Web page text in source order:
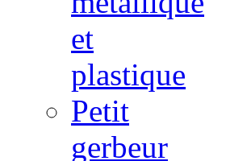
et
plastique
Petit
gerbeur